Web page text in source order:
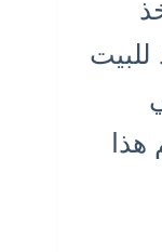
هذا